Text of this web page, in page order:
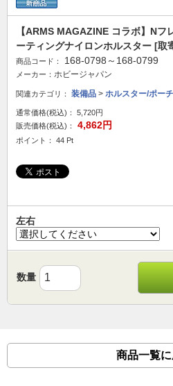
【ARMS MAGAZINE コラボ】Nフ
ーティングナイロンホルスター [取
商品コード： 168-0798～168-0799
メーカー： ホビージャパン
関連カテゴリ： 装備品 > ホルスター/ポーチ
通常価格(税込)：
5,720円
販売価格(税込)：
4,862円
ポイント： 44 Pt
左右
数量
商品一覧